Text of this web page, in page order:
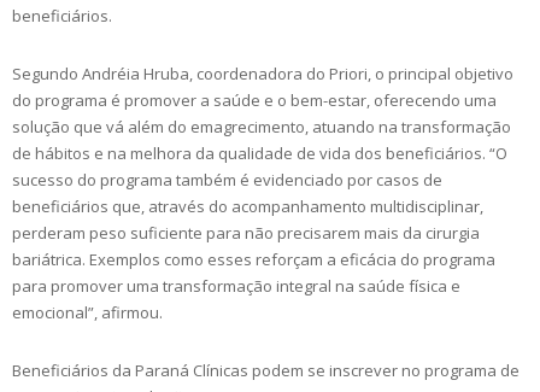
beneficiários.
Segundo Andréia Hruba, coordenadora do Priori, o principal objetivo
do programa é promover a saúde e o bem-estar, oferecendo uma
solução que vá além do emagrecimento, atuando na transformação
de hábitos e na melhora da qualidade de vida dos beneficiários. “O
sucesso do programa também é evidenciado por casos de
beneficiários que, através do acompanhamento multidisciplinar,
perderam peso suficiente para não precisarem mais da cirurgia
bariátrica. Exemplos como esses reforçam a eficácia do programa
para promover uma transformação integral na saúde física e
emocional”, afirmou.
Beneficiários da Paraná Clínicas podem se inscrever no programa de